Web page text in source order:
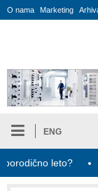
O nama Marketing
ENG
leto? U